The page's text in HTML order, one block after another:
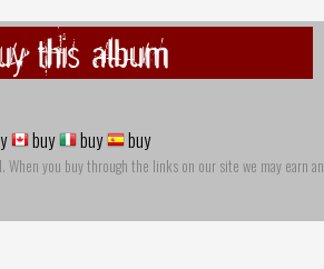
this album
buy buy buy
you buy through the links on our site we may earn an